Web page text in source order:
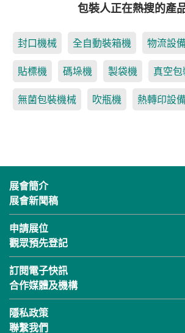
包裝人正在熱搜的產
封口機械 全自動裝箱機 物流設
貼標機 碼垛機 製袋機 真空
無菌包裝機械 吹瓶機 熱轉印設
展會簡介
展會新聞稿
申請展位
觀眾預先登記
訂閱電子快訊
合作媒體及機構
隱私政策
聯繫我們